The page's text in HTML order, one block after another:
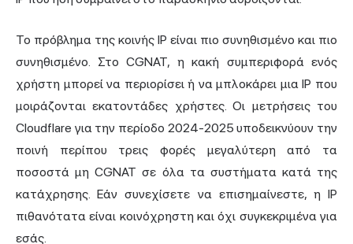
Το πρόβλημα της κοινής IP είναι πιο συνηθισμένο και πιο
συνηθισμένο. Στο CGNAT, η κακή συμπεριφορά ενός
χρήστη μπορεί να περιορίσει ή να μπλοκάρει μια IP που
μοιράζονται εκατοντάδες χρήστες. Οι μετρήσεις του
Cloudflare για την περίοδο 2024-2025 υποδεικνύουν την
ποινή περίπου τρεις φορές μεγαλύτερη από τα
ποσοστά μη CGNAT σε όλα τα συστήματα κατά της
κατάχρησης. Εάν συνεχίσετε να επισημαίνεστε, η IP
πιθανότατα είναι κοινόχρηστη και όχι συγκεκριμένα για
εσάς.